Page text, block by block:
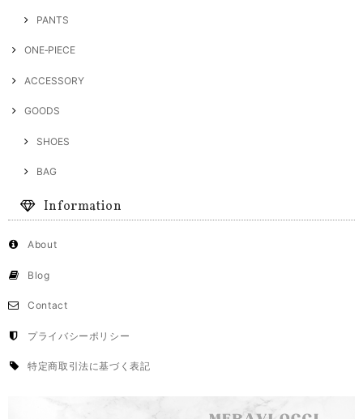
PANTS
ONE‐PIECE
ACCESSORY
GOODS
SHOES
BAG
Information
About
Blog
Contact
プライバシーポリシー
特定商取引法に基づく表記